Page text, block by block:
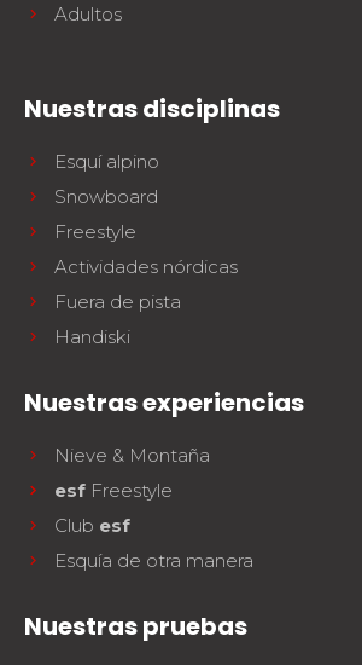
Adultos
Nuestras disciplinas
Esquí alpino
Snowboard
Freestyle
Actividades nórdicas
Fuera de pista
Handiski
Nuestras experiencias
Nieve & Montaña
esf Freestyle
Club esf
Esquía de otra manera
Nuestras pruebas